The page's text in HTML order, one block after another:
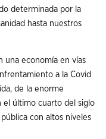
determinada por la
hasta nuestros
una economía en vías
a la Covid
de la enorme
el último cuarto del siglo
con altos niveles